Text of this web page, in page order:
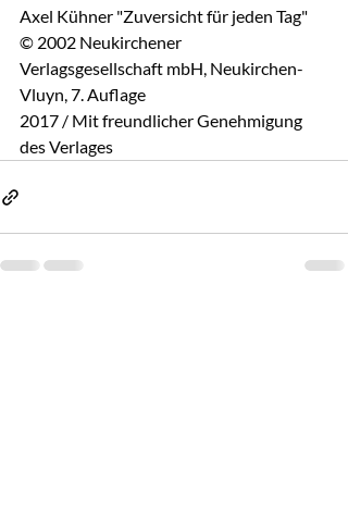
Axel Kühner "Zuversicht für jeden Tag"
© 2002 Neukirchener
Verlagsgesellschaft mbH, Neukirchen-
Vluyn, 7. Auflage
2017 / Mit freundlicher Genehmigung
des Verlages